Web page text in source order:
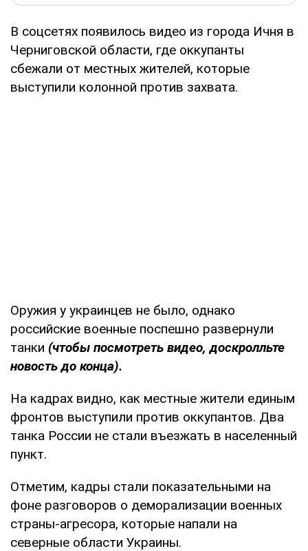
В соцсетях появилось видео из города Ичня в
Черниговской области, где оккупанты
сбежали от местных жителей, которые
выступили колонной против захвата.
Оружия у украинцев не было, однако
российские военные поспешно развернули
танки (чтобы посмотреть видео, доскролльте
новость до конца).
На кадрах видно, как местные жители единым
фронтов выступили против оккупантов. Два
танка России не стали въезжать в населенный
пункт.
Отметим, кадры стали показательными на
фоне разговоров о деморализации военных
страны-агресора, которые напали на
северные области Украины.